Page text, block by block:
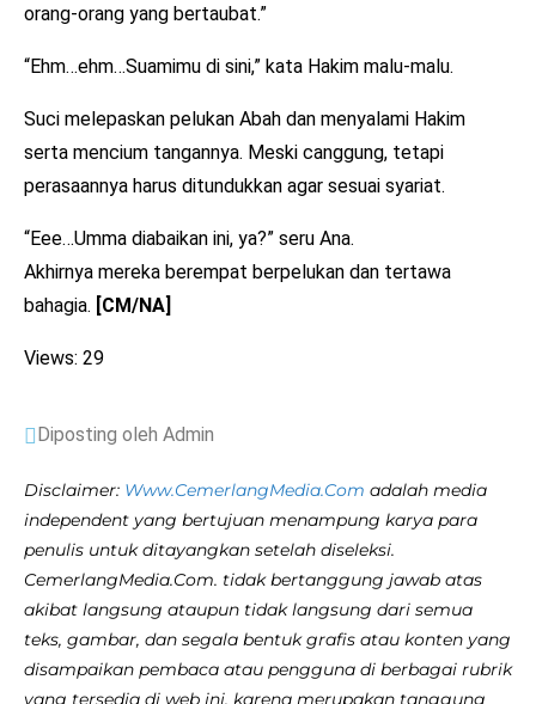
orang-orang yang bertaubat.”
“Ehm…ehm…Suamimu di sini,” kata Hakim malu-malu.
Suci melepaskan pelukan Abah dan menyalami Hakim
serta mencium tangannya. Meski canggung, tetapi
perasaannya harus ditundukkan agar sesuai syariat.
“Eee…Umma diabaikan ini, ya?” seru Ana.
Akhirnya mereka berempat berpelukan dan tertawa
bahagia. [CM/NA]
Views: 29
Diposting oleh Admin
Disclaimer: Www.CemerlangMedia.Com adalah media
independent yang bertujuan menampung karya para
penulis untuk ditayangkan setelah diseleksi.
CemerlangMedia.Com. tidak bertanggung jawab atas
akibat langsung ataupun tidak langsung dari semua
teks, gambar, dan segala bentuk grafis atau konten yang
disampaikan pembaca atau pengguna di berbagai rubrik
yang tersedia di web ini, karena merupakan tanggung